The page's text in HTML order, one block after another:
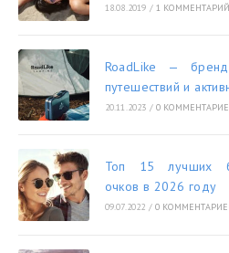
18.08.2019 / 1 КОММЕНТАРИЙ
RoadLike —
путешествий и
20.11.2023 / 0
Топ 15 лучших
очков в 2026 году
09.07.2022 / 0